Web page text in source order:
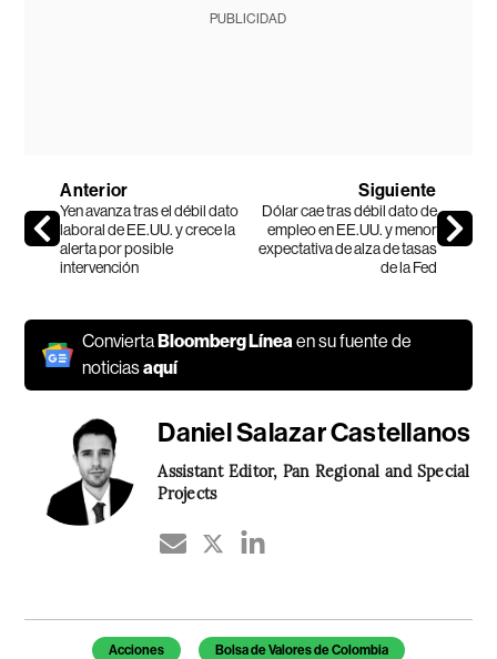
PUBLICIDAD
Anterior
Yen avanza tras el débil dato
laboral de EE.UU. y crece la
alerta por posible
intervención
Siguiente
Dólar cae tras débil dato de
empleo en EE.UU. y menor
expectativa de alza de tasas
de la Fed
ConviertaBloomberg Líneaen su fuente de
noticiasaquí
Daniel Salazar Castellanos
Assistant Editor, Pan Regional and Special
Projects
Temas de este artículo
Acciones Bolsa de Valores de Colombia